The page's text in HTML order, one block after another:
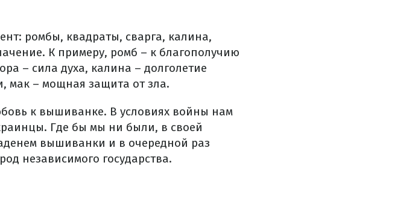
ромбы, квадраты, сварга, калина,
К примеру, ромб – к благополучию
– сила духа, калина – долголетие
мак – мощная защита от зла.
к вышиванке. В условиях войны нам
Где бы мы ни были, в своей
вышиванки и в очередной раз
независимого государства.